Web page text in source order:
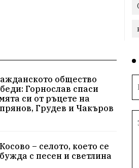
общество
Горнослав спаси
си от ръцете на
Грудев и Чакъров
– селото, което се
с песен и светлина